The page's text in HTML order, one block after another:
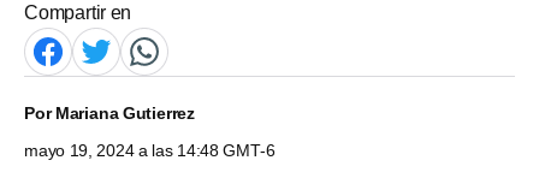
Compartir en
PorMariana Gutierrez
mayo 19, 2024 a las 14:48 GMT-6